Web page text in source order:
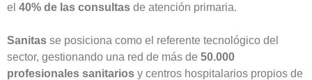
el 40% de las consultas de atención primaria.
Sanitas se posiciona como el referente tecnológico del
sector, gestionando una red de más de 50.000
profesionales sanitarios y centros hospitalarios propios de